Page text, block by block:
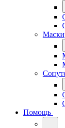
Помощь